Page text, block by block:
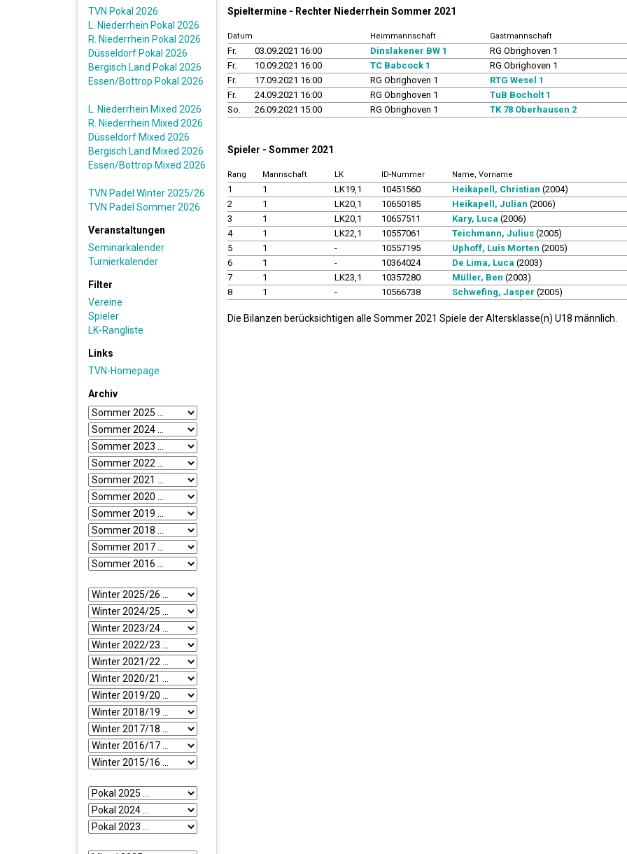
TVN Pokal 2026
L. Niederrhein Pokal 2026
R. Niederrhein Pokal 2026
Düsseldorf Pokal 2026
Bergisch Land Pokal 2026
Essen/Bottrop Pokal 2026
L. Niederrhein Mixed 2026
R. Niederrhein Mixed 2026
Düsseldorf Mixed 2026
Bergisch Land Mixed 2026
Essen/Bottrop Mixed 2026
TVN Padel Winter 2025/26
TVN Padel Sommer 2026
Veranstaltungen
Seminarkalender
Turnierkalender
Filter
Vereine
Spieler
LK-Rangliste
Links
TVN-Homepage
Archiv
Spieltermine - Rechter Niederrhein Sommer 2021
Datum Heimmannschaft Gastmannschaft
Fr. 03.09.2021 16:00 Dinslakener BW 1 RG Obrighoven 1
Fr.
10.09.2021 16:00 TC Babcock 1 RG Obrighoven 1
Fr.
17.09.2021 16:00 RG Obrighoven 1 RTG Wesel 1
Fr.
24.09.2021 16:00 RG Obrighoven 1 TuB Bocholt 1
So.
26.09.2021 15:00 RG Obrighoven 1 TK 78 Oberhausen 2
Spieler - Sommer 2021
Rang Mannschaft LK ID-Nummer Name, Vorname
1 1 LK19,1 10451560 Heikapell, Christian (2004)
2
1 LK20,1 10650185 Heikapell, Julian (2006)
3
1 LK20,1 10657511 Kary, Luca (2006)
4
1 LK22,1 10557061 Teichmann, Julius (2005)
5
1 - 10557195 Uphoff, Luis Morten (2005)
6
1 - 10364024 De Lima, Luca (2003)
7
1 LK23,1 10357280 Müller, Ben (2003)
8
1 - 10566738 Schwefing, Jasper (2005)
Die Bilanzen berücksichtigen alle Sommer 2021 Spiele der Altersklasse(n) U18 männlich.